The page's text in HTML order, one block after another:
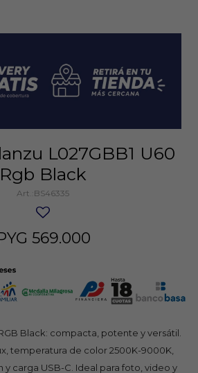
L027GBB1 U60
Rgb Black
BS46335
569.000
Black: compacta, potente y versátil.
temperatura de color 2500K-9000K,
y carga USB-C. Ideal para foto, video y